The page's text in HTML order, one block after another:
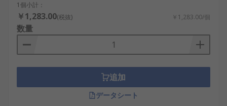
1個小計：
￥1,283.00(税抜) ￥1,283.00/個
数量
追加
データシート